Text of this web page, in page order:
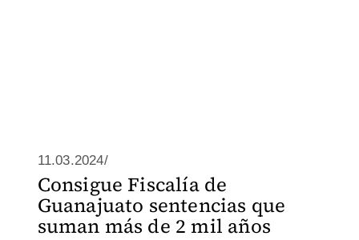
11.03.2024/
Consigue Fiscalía de
Guanajuato sentencias que
suman más de 2 mil años